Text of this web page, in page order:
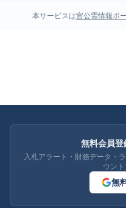
本サービスは官公需情報ポ
無料会員登
入札アラート・財務データ・
ウン
無